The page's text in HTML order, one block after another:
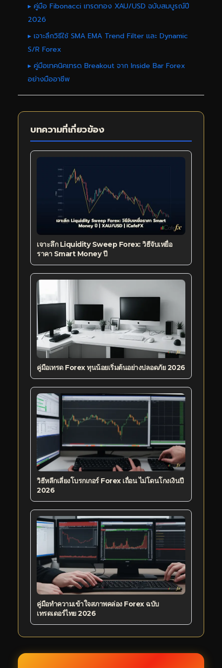
▸ คู่มือ Fibonacci เทรดทอง XAU/USD ฉบับสมบูรณ์ปี
2026
▸ เจาะลึกวิธีใช้ SMA EMA Trend Filter และ Dynamic
S/R Forex
▸ คู่มือเทคนิคเทรด Breakout จาก Inside Bar Forex
อย่างมืออาชีพ
บทความที่เกี่ยวข้อง
เจาะลึก Liquidity Sweep Forex: วิธีจับเหยื่อ
ราคา Smart Money ปี
คู่มือเทรด Forex ทุนน้อยเริ่มต้นอย่างปลอดภัย 2026
วิธีหลีกเลี่ยงโบรกเกอร์ Forex เถื่อน ไม่โดนโกงเงินปี
2026
คู่มือทำความเข้าใจสภาพคล่อง Forex ฉบับ
เทรดเดอร์ไทย 2026